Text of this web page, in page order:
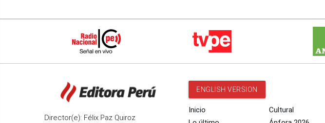
Director(e): Félix Paz Quiroz
ENGLISH VERSION
Inicio
Cultural